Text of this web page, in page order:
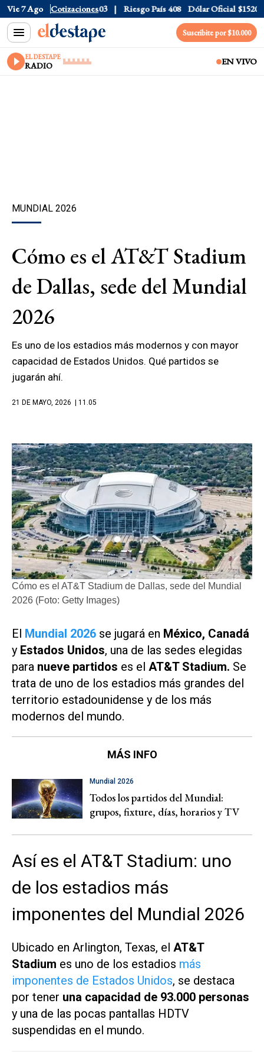
Vie 7 Ago Cotizaciones
$1577.3 Euro $1688.03 Riesgo País 408 Dólar Oficial $1520
Suscribite por $10.000
EL DESTAPE
RADIO EN VIVO
MUNDIAL 2026
Cómo es el AT&T Stadium
de Dallas, sede del Mundial
2026
Es uno de los estadios más modernos y con mayor
capacidad de Estados Unidos. Qué partidos se
jugarán ahí.
21 DE MAYO, 2026 | 11.05
Cómo es el AT&T Stadium de Dallas, sede del Mundial
2026 (Foto: Getty Images)
El Mundial 2026 se jugará en México, Canadá
y Estados Unidos, una de las sedes elegidas
para nueve partidos es el AT&T Stadium. Se
trata de uno de los estadios más grandes del
territorio estadounidense y de los más
modernos del mundo.
MÁS INFO
Mundial 2026
Todos los partidos del Mundial:
grupos, fixture, días, horarios y TV
Así es el AT&T Stadium: uno
de los estadios más
imponentes del Mundial 2026
Ubicado en Arlington, Texas, el AT&T
Stadium es uno de los estadios más
imponentes de Estados Unidos, se destaca
por tener una capacidad de 93.000 personas
y una de las pocas pantallas HDTV
suspendidas en el mundo.